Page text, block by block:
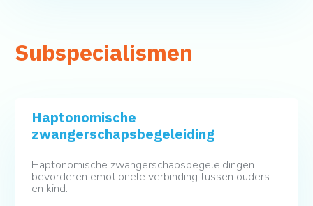
Subspecialismen
Haptonomische
zwangerschapsbegeleiding
Haptonomische zwangerschapsbegeleidingen
bevorderen emotionele verbinding tussen ouders
en kind.